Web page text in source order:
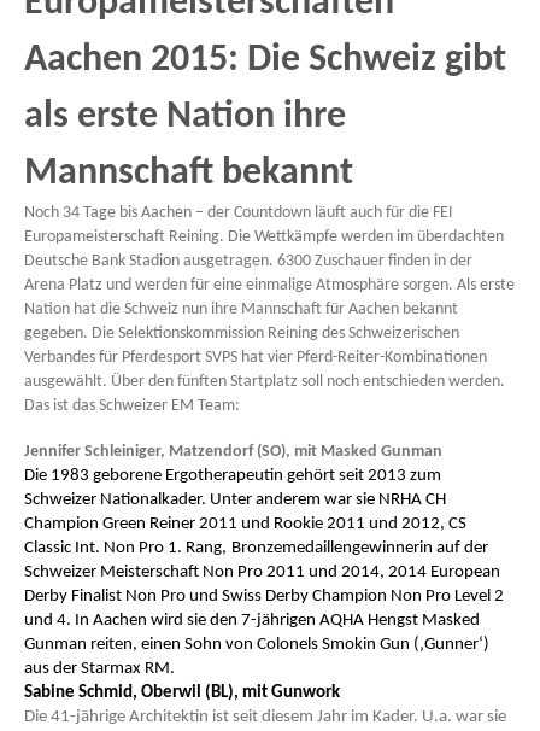
Aachen 2015: Die Schweiz gibt
als erste Nation ihre
Mannschaft bekannt
Noch 34 Tage bis Aachen – der Countdown läuft auch für die FEI
Europameisterschaft Reining. Die Wettkämpfe werden im überdachten
Deutsche Bank Stadion ausgetragen. 6300 Zuschauer finden in der
Arena Platz und werden für eine einmalige Atmosphäre sorgen. Als erste
Nation hat die Schweiz nun ihre Mannschaft für Aachen bekannt
gegeben. Die Selektionskommission Reining des Schweizerischen
Verbandes für Pferdesport SVPS hat vier Pferd-Reiter-Kombinationen
ausgewählt. Über den fünften Startplatz soll noch entschieden werden.
Das ist das Schweizer EM Team:
Jennifer Schleiniger, Matzendorf (SO), mit Masked Gunman
Die 1983 geborene Ergotherapeutin gehört seit 2013 zum
Schweizer Nationalkader. Unter anderem war sie NRHA CH
Champion Green Reiner 2011 und Rookie 2011 und 2012, CS
Classic Int. Non Pro 1. Rang, Bronzemedaillengewinnerin auf der
Schweizer Meisterschaft Non Pro 2011 und 2014, 2014 European
Derby Finalist Non Pro und Swiss Derby Champion Non Pro Level 2
und 4. In Aachen wird sie den 7-jährigen AQHA Hengst Masked
Gunman reiten, einen Sohn von Colonels Smokin Gun (‚Gunner‘)
aus der Starmax RM.
Sabine Schmid, Oberwil (BL), mit Gunwork
Die 41-jährige Architektin ist seit diesem Jahr im Kader. U.a. war sie